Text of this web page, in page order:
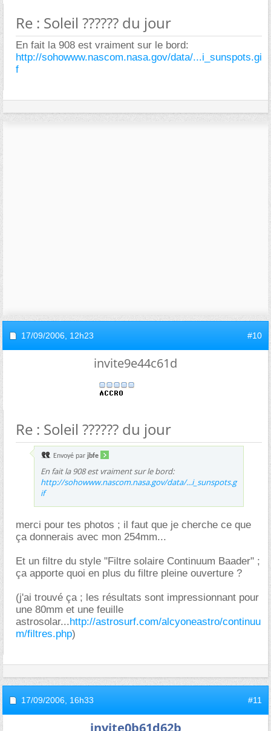
Re : Soleil ?????? du jour
En fait la 908 est vraiment sur le bord:
http://sohowww.nascom.nasa.gov/data/...i_sunspots.gi
f
17/09/2006, 12h23 #10
invite9e44c61d
Re : Soleil ?????? du jour
Envoyé par jbfe
En fait la 908 est vraiment sur le bord:
http://sohowww.nascom.nasa.gov/data/...i_sunspots.g
if
merci pour tes photos ; il faut que je cherche ce que
ça donnerais avec mon 254mm...
Et un filtre du style "Filtre solaire Continuum Baader" ;
ça apporte quoi en plus du filtre pleine ouverture ?
(j'ai trouvé ça ; les résultats sont impressionnant pour
une 80mm et une feuille
astrosolar...http://astrosurf.com/alcyoneastro/continuu
m/filtres.php)
17/09/2006, 16h33 #11
invite0b61d62b